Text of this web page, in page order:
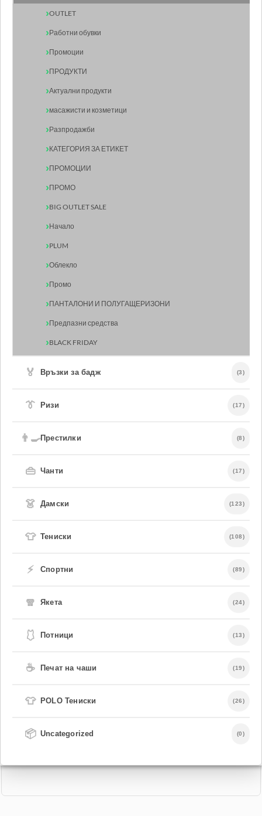
OUTLET
Работни обувки
Промоции
ПРОДУКТИ
Актуални продукти
масажисти и козметици
Разпродажби
КАТЕГОРИЯ ЗА ЕТИКЕТ
ПРОМОЦИИ
ПРОМО
BIG OUTLET SALE
Начало
PLUM
Облекло
Промо
ПАНТАЛОНИ И ПОЛУГАЩЕРИЗОНИ
Предпазни средства
BLACK FRIDAY
🏅 Връзки за бадж (3)
👔 Ризи (17)
👨‍🍳Престилки (8)
👜 Чанти (17)
👗 Дамски (123)
👕 Тениски (108)
⚡ Спортни (89)
🧣 Якета (24)
🩱 Потници (13)
☕ Печат на чаши (19)
👕 POLO Тениски (26)
📦 Uncategorized (0)